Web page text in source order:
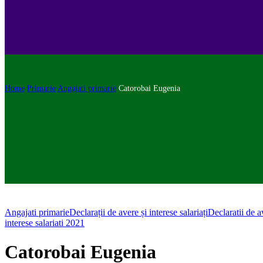
Home Primarie Angajati primarie Catorobai Eugenia
Angajati primarieDeclarații de avere și interese salariațiDeclaratii de
interese salariati 2021
Catorobai Eugenia